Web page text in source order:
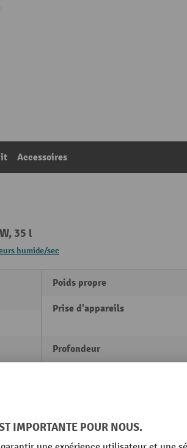
Accessoires
35 l
humide/sec
Poids propre
Prise d'appareils
Profondeur
Roues directrices avec dispositif
de blocage, nombre